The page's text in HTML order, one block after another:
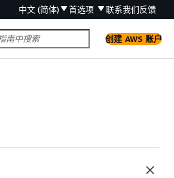
中文 (简体) 首选项 联系我们反馈
创建 AWS 账户